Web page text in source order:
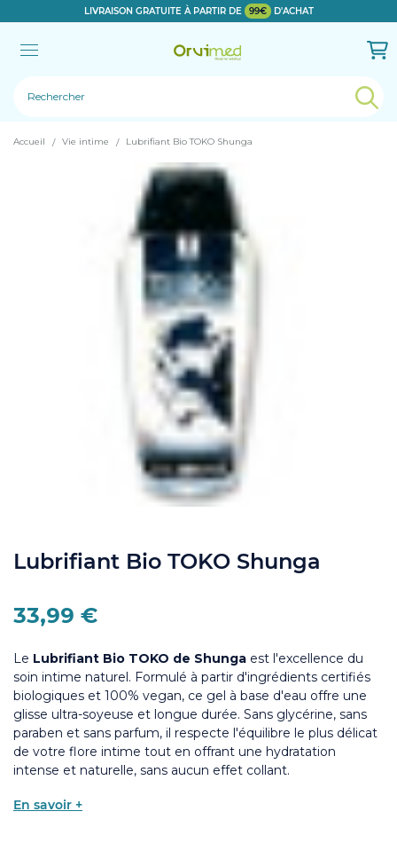
LIVRAISON GRATUITE À PARTIR DE 99€ D'ACHAT
Le produit a bien été ajouté!
Accueil Vie intime Lubrifiant Bio TOKO Shunga
Lubrifiant Bio TOKO Shunga
33,99 €
Le Lubrifiant Bio TOKO de Shunga est l'excellence du
soin intime naturel. Formulé à partir d'ingrédients certifiés
biologiques et 100% vegan, ce gel à base d'eau offre une
glisse ultra-soyeuse et longue durée. Sans glycérine, sans
paraben et sans parfum, il respecte l'équilibre le plus délicat
de votre flore intime tout en offrant une hydratation
intense et naturelle, sans aucun effet collant.
En savoir +